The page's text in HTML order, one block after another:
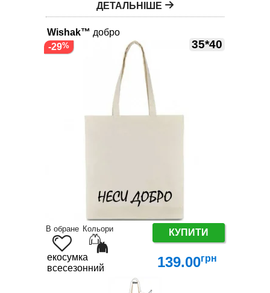
ДЕТАЛЬНІШЕ
Wishak™ добро
35*40
В обране Кольори КУПИТИ
екосумка
всесезонний
139.00грн
-29